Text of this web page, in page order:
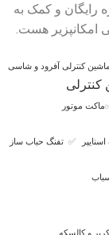
رایگان و کمک به
امکانپزیر هست.
ماشین کنترلی آفرود و شاسی
کنترلی
ماکت موتور
✅ تفنگ حباب ساز
کریر و کالسکه